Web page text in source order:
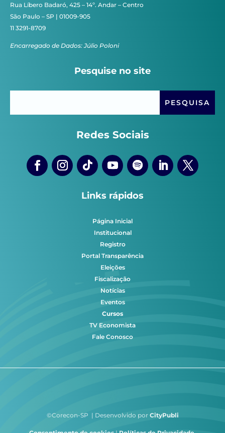
Rua Líbero Badaró, 425 – 14º. Andar – Centro
São Paulo – SP | 01009-905
11 3291-8709
Encarregado de Dados: Júlio Poloni
Pesquise no site
Redes Sociais
Links rápidos
Página Inicial
Institucional
Registro
Portal Transparência
Eleições
Fiscalização
Notícias
Eventos
Cursos
TV Economista
Fale Conosco
©Corecon-SP | Desenvolvido por CityPubli